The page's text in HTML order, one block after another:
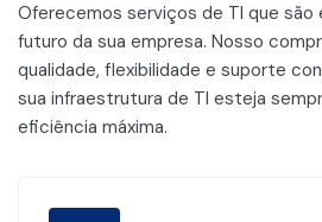
Oferecemos serviços de TI que são
futuro da sua empresa. Nosso
qualidade, flexibilidade e suporte
sua infraestrutura de TI esteja
eficiência máxima.